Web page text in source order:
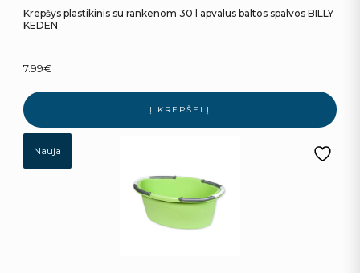
Krepšys plastikinis su rankenom 30 l apvalus baltos spalvos BILLY
KEDEN
7.99€
Į KREPŠELĮ
Nauja